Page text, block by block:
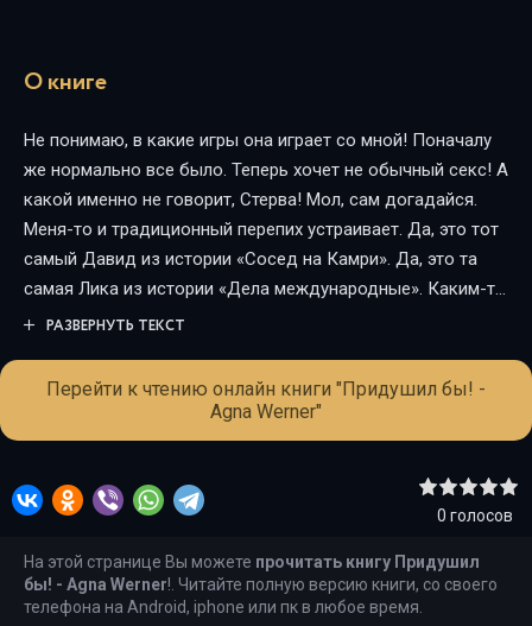
О книге
Не понимаю, в какие игры она играет со мной! Поначалу
же нормально все было. Теперь хочет не обычный секс! А
какой именно не говорит, Стерва! Мол, сам догадайся.
Меня-то и традиционный перепих устраивает. Да, это тот
самый Давид из истории «Сосед на Камри». Да, это та
самая Лика из истории «Дела международные». Каким-то
непостижимым образом они пересеклись в Питере…
достаточно камерная история с минимальным
упоминанием второстепенных персонажей. Сразу
предупреждаю, я ничего не знаю о производстве
из интернета и моя фантазия))) Примечание № 2: работа
содержит мало сюжета и много секса. Не читать на
рабочем месте и в других общественных местах.
РАЗВЕРНУТЬ ТЕКСТ
Перейти к чтению онлайн книги "Придушил бы! -
Agna Werner"
0 голосов
На этой странице Вы можете прочитать книгу Придушил
бы! - Agna Werner!. Читайте полную версию книги, со своего
телефона на Android, iphone или пк в любое время.